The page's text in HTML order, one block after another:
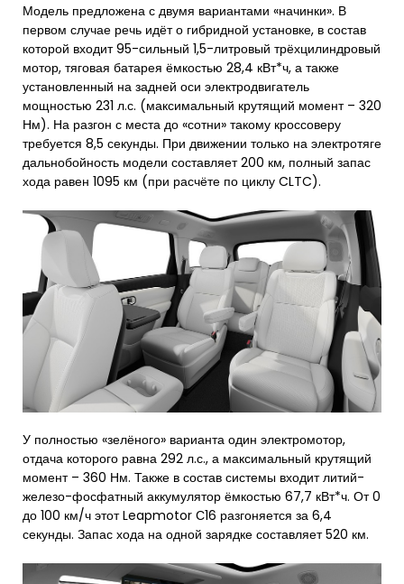
Модель предложена с двумя вариантами «начинки». В
первом случае речь идёт о гибридной установке, в состав
которой входит 95-сильный 1,5-литровый трёхцилиндровый
мотор, тяговая батарея ёмкостью 28,4 кВт*ч, а также
установленный на задней оси электродвигатель
мощностью 231 л.с. (максимальный крутящий момент – 320
Нм). На разгон с места до «сотни» такому кроссоверу
требуется 8,5 секунды. При движении только на электротяге
дальнобойность модели составляет 200 км, полный запас
хода равен 1095 км (при расчёте по циклу CLTC).
У полностью «зелёного» варианта один электромотор,
отдача которого равна 292 л.с., а максимальный крутящий
момент – 360 Нм. Также в состав системы входит литий-
железо-фосфатный аккумулятор ёмкостью 67,7 кВт*ч. От 0
до 100 км/ч этот Leapmotor С16 разгоняется за 6,4
секунды. Запас хода на одной зарядке составляет 520 км.